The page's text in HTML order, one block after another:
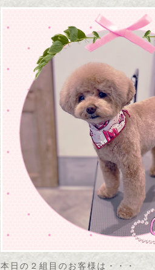
本日の２組目のお客様は・・・